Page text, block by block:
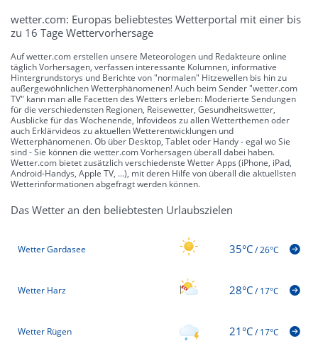
wetter.com: Europas beliebtestes Wetterportal mit einer bis
zu 16 Tage Wettervorhersage
Auf wetter.com erstellen unsere Meteorologen und Redakteure online
täglich Vorhersagen, verfassen interessante Kolumnen, informative
Hintergrundstorys und Berichte von "normalen" Hitzewellen bis hin zu
außergewöhnlichen Wetterphänomenen! Auch beim Sender "wetter.com
TV" kann man alle Facetten des Wetters erleben: Moderierte Sendungen
für die verschiedensten Regionen, Reisewetter, Gesundheitswetter,
Ausblicke für das Wochenende, Infovideos zu allen Wetterthemen oder
auch Erklärvideos zu aktuellen Wetterentwicklungen und
Wetterphänomenen. Ob über Desktop, Tablet oder Handy - egal wo Sie
sind - Sie können die wetter.com Vorhersagen überall dabei haben.
Wetter.com bietet zusätzlich verschiedenste Wetter Apps (iPhone, iPad,
Android-Handys, Apple TV, ...), mit deren Hilfe von überall die aktuellsten
Wetterinformationen abgefragt werden können.
Das Wetter an den beliebtesten Urlaubszielen
Wetter Gardasee 35°C/26°C
Wetter Harz 28°C/17°C
Wetter Rügen 21°C/17°C